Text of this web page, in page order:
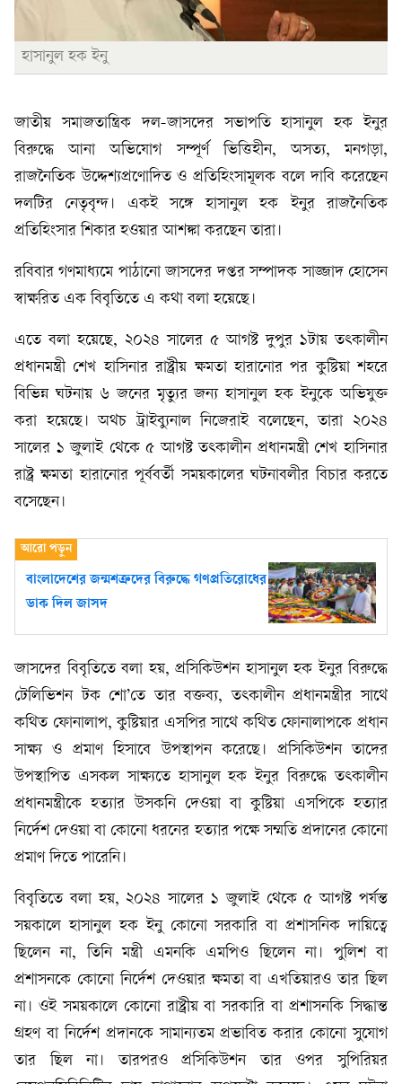
হাসানুল হক ইনু
জাতীয় সমাজতান্ত্রিক দল-জাসদের সভাপতি হাসানুল হক ইনুর
বিরুদ্ধে আনা অভিযোগ সম্পূর্ণ ভিত্তিহীন, অসত্য, মনগড়া,
রাজনৈতিক উদ্দেশ্যপ্রণোদিত ও প্রতিহিংসামূলক বলে দাবি করেছেন
দলটির নেতৃবৃন্দ। একই সঙ্গে হাসানুল হক ইনুর রাজনৈতিক
প্রতিহিংসার শিকার হওয়ার আশঙ্কা করছেন তারা।
রবিবার গণমাধ্যমে পাঠানো জাসদের দপ্তর সম্পাদক সাজ্জাদ হোসেন
স্বাক্ষরিত এক বিবৃতিতে এ কথা বলা হয়েছে।
এতে বলা হয়েছে, ২০২৪ সালের ৫ আগষ্ট দুপুর ১টায় তৎকালীন
প্রধানমন্ত্রী শেখ হাসিনার রাষ্ট্রীয় ক্ষমতা হারানোর পর কুষ্টিয়া শহরে
বিভিন্ন ঘটনায় ৬ জনের মৃত্যুর জন্য হাসানুল হক ইনুকে অভিযুক্ত
করা হয়েছে। অথচ ট্রাইব্যুনাল নিজেরাই বলেছেন, তারা ২০২৪
সালের ১ জুলাই থেকে ৫ আগষ্ট তৎকালীন প্রধানমন্ত্রী শেখ হাসিনার
রাষ্ট্র ক্ষমতা হারানোর পূর্ববর্তী সময়কালের ঘটনাবলীর বিচার করতে
বসেছেন।
বাংলাদেশের জন্মশত্রুদের বিরুদ্ধে গণপ্রতিরোধের
ডাক দিল জাসদ
জাসদের বিবৃতিতে বলা হয়, প্রসিকিউশন হাসানুল হক ইনুর বিরুদ্ধে
টেলিভিশন টক শো’তে তার বক্তব্য, তৎকালীন প্রধানমন্ত্রীর সাথে
কথিত ফোনালাপ, কুষ্টিয়ার এসপির সাথে কথিত ফোনালাপকে প্রধান
সাক্ষ্য ও প্রমাণ হিসাবে উপস্থাপন করেছে। প্রসিকিউশন তাদের
উপস্থাপিত এসকল সাক্ষ্যতে হাসানুল হক ইনুর বিরুদ্ধে তৎকালীন
প্রধানমন্ত্রীকে হত্যার উসকনি দেওয়া বা কুষ্টিয়া এসপিকে হত্যার
নির্দেশ দেওয়া বা কোনো ধরনের হত্যার পক্ষে সম্মতি প্রদানের কোনো
প্রমাণ দিতে পারেনি।
বিবৃতিতে বলা হয়, ২০২৪ সালের ১ জুলাই থেকে ৫ আগষ্ট পর্যন্ত
সয়কালে হাসানুল হক ইনু কোনো সরকারি বা প্রশাসনিক দায়িত্বে
ছিলেন না, তিনি মন্ত্রী এমনকি এমপিও ছিলেন না। পুলিশ বা
প্রশাসনকে কোনো নির্দেশ দেওয়ার ক্ষমতা বা এখতিয়ারও তার ছিল
না। ওই সময়কালে কোনো রাষ্ট্রীয় বা সরকারি বা প্রশাসনকি সিদ্ধান্ত
গ্রহণ বা নির্দেশ প্রদানকে সামান্যতম প্রভাবিত করার কোনো সুযোগ
তার ছিল না। তারপরও প্রসিকিউশন তার ওপর সুপিরিয়র